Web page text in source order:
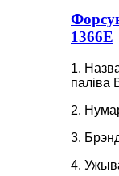
1366E
1.
паліва
2.
3.
4.